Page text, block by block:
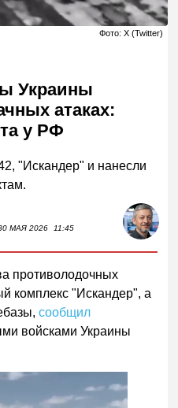
Фото: X (Twitter)
Украины
атаках:
у РФ
"Искандер" и нанесли
МАЯ 2026 11:45
противолодочных
комплекс "Искандер", а
сообщил
войсками Украины